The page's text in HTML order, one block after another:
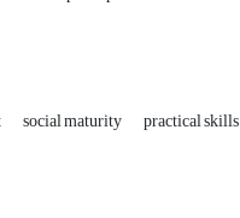
social maturity practical skills